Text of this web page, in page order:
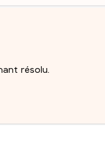
résolu.